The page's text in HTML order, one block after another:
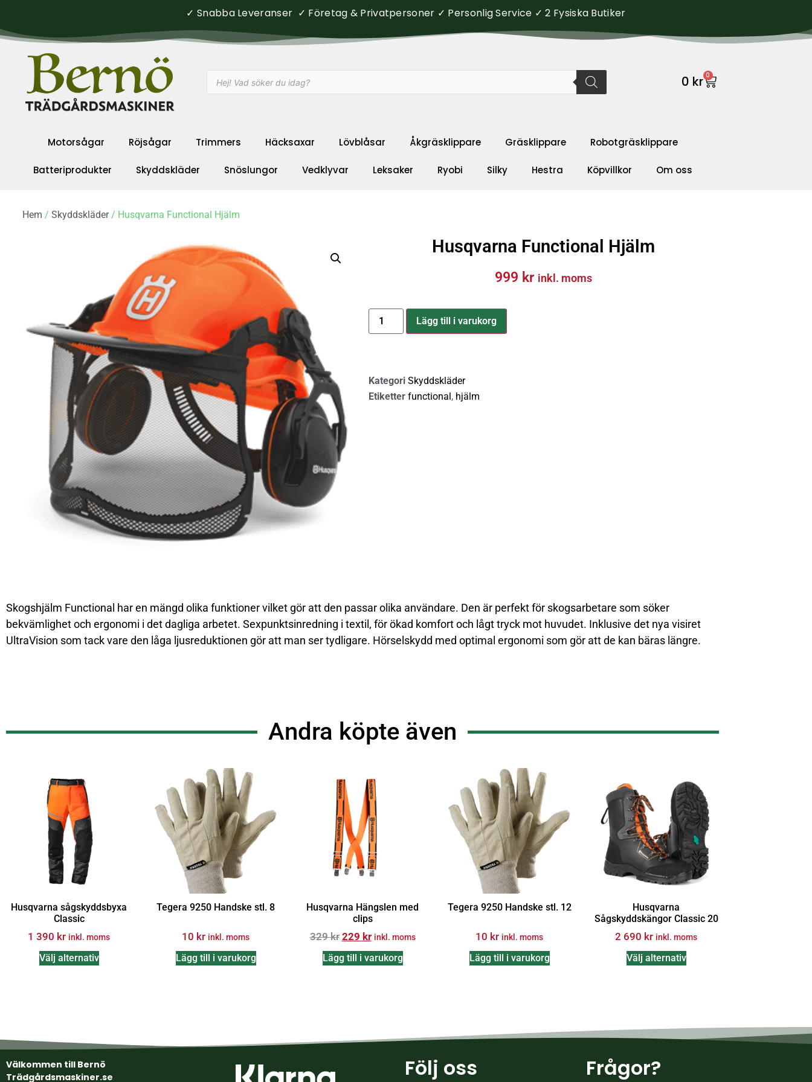
✓ Snabba Leveranser ✓ Företag & Privatpersoner ✓ Personlig Service ✓ 2 Fysiska Butiker
0 kr 0
Motorsågar Röjsågar Trimmers Häcksaxar Lövblåsar Åkgräsklippare Gräsklippare Robotgräsklippare
Batteriprodukter Skyddskläder Snöslungor Vedklyvar Leksaker Ryobi Silky Hestra Köpvillkor Om oss
Hem / Skyddskläder/ Husqvarna Functional Hjälm
Husqvarna Functional Hjälm
999 kr inkl. moms
Lägg till i varukorg
Kategori Skyddskläder
Etiketter functional , hjälm
Skogshjälm Functional har en mängd olika funktioner vilket gör att den passar olika användare. Den är perfekt för skogsarbetare som söker
bekvämlighet och ergonomi i det dagliga arbetet. Sexpunktsinredning i textil, för ökad komfort och lågt tryck mot huvudet. Inklusive det nya visiret
UltraVision som tack vare den låga ljusreduktionen gör att man ser tydligare. Hörselskydd med optimal ergonomi som gör att de kan bäras längre.
Andra köpte även
Husqvarna sågskyddsbyxa
Classic
1 390 kr inkl. moms
Välj alternativ
Tegera 9250 Handske stl. 8
10 kr inkl. moms
Lägg till i varukorg
Husqvarna Hängslen med
clips
329kr 229 kr inkl. moms
Lägg till i varukorg
Tegera 9250 Handske stl. 12
10 kr inkl. moms
Lägg till i varukorg
Husqvarna
Sågskyddskängor Classic 20
2 690 kr inkl. moms
Välj alternativ
Välkommen till Bernö
Trädgårdsmaskiner.se
Följ oss Frågor?